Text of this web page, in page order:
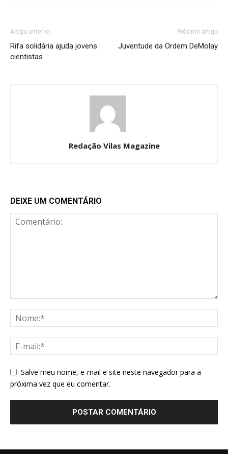
Artigo anterior
Rifa solidária ajuda jovens
cientistas
Próximo artigo
Juventude da Ordem DeMolay
Redação Vilas Magazine
DEIXE UM COMENTÁRIO
Salve meu nome, e-mail e site neste navegador para a
próxima vez que eu comentar.